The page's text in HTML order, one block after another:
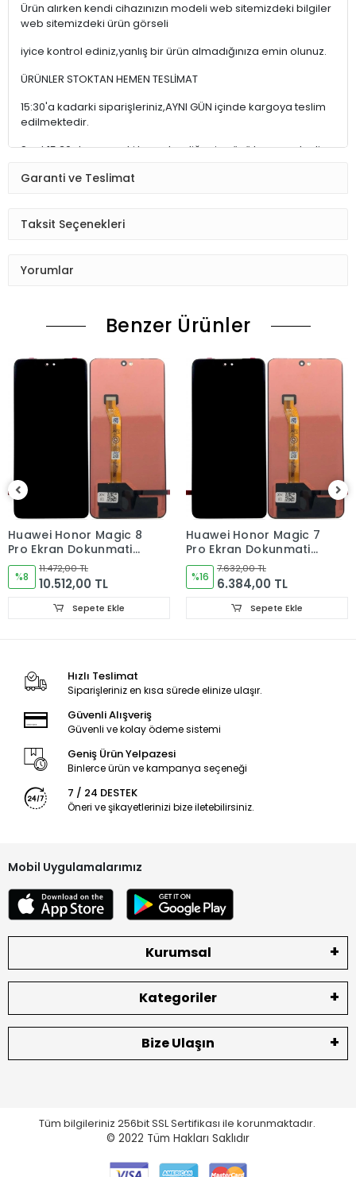
Ürün alırken kendi cihazınızın modeli web sitemizdeki bilgiler
web sitemizdeki ürün görseli
iyice kontrol ediniz,yanlış bir ürün almadığınıza emin olunuz.
ÜRÜNLER STOKTAN HEMEN TESLİMAT
15:30'a kadarki siparişleriniz,AYNI GÜN içinde kargoya teslim
edilmektedir.
Saat 15:30 dan sonraki kargolar,diğer iş günü kargoya teslim
Siparişiniz kontrol ediniz.Telefon adres email gibi yanlışlık
düzenlenmesini isteyiniz.
Sizinle irtibata gecektir.
ekranı dışardan deneyiniz.) halde test ediniz.Sorun cıkarsa
Sorun yoksa Montajına Başlayın Sorumluluk Size aittir.
Montajı yapılmış,yapıştırılmış,kullanılmış ürünlerin iade ve
değişimi yoktur.
Ürün Değişimlerinde KARGO bedeli Bize aittir.Ürün
iadelerinde Kargo Bedelleri Müşteriye yansıtılır.
Ürün Değişimler "Garanti ve iade" Kısmını takip ediniz.
Ekran Türü ÇITASIZ
Garanti ve Teslimat
Taksit Seçenekleri
Yorumlar
Benzer Ürünler
Huawei Honor Magic 8
Pro Ekran Dokunmatik
Cam ORJINAL
%8
11.472,00 TL
10.512,00 TL
Sepete Ekle
Huawei Honor Magic 7
Pro Ekran Dokunmatik
Cam ORJINAL
%16
7.632,00 TL
6.384,00 TL
Sepete Ekle
Hızlı Teslimat
Siparişleriniz en kısa sürede elinize ulaşır.
Güvenli Alışveriş
Güvenli ve kolay ödeme sistemi
Geniş Ürün Yelpazesi
Binlerce ürün ve kampanya seçeneği
7 / 24 DESTEK
Öneri ve şikayetlerinizi bize iletebilirsiniz.
Mobil Uygulamalarımız
Kurumsal
Kategoriler
Bize Ulaşın
Tüm bilgileriniz 256bit SSL Sertifikası ile korunmaktadır.
© 2022 Tüm Hakları Saklıdır